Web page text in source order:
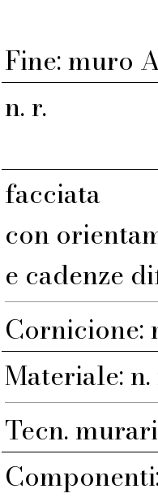
Fine: muro
n. r.
facciata
con
e cadenze
Cornicione:
Materiale: n.
Tecn.